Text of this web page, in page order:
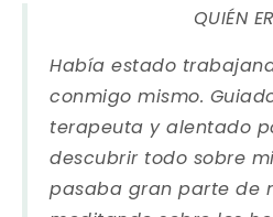
QUIÉN
Había estado
conmigo mismo.
terapeuta y alentado
descubrir todo sobre
pasaba gran parte de